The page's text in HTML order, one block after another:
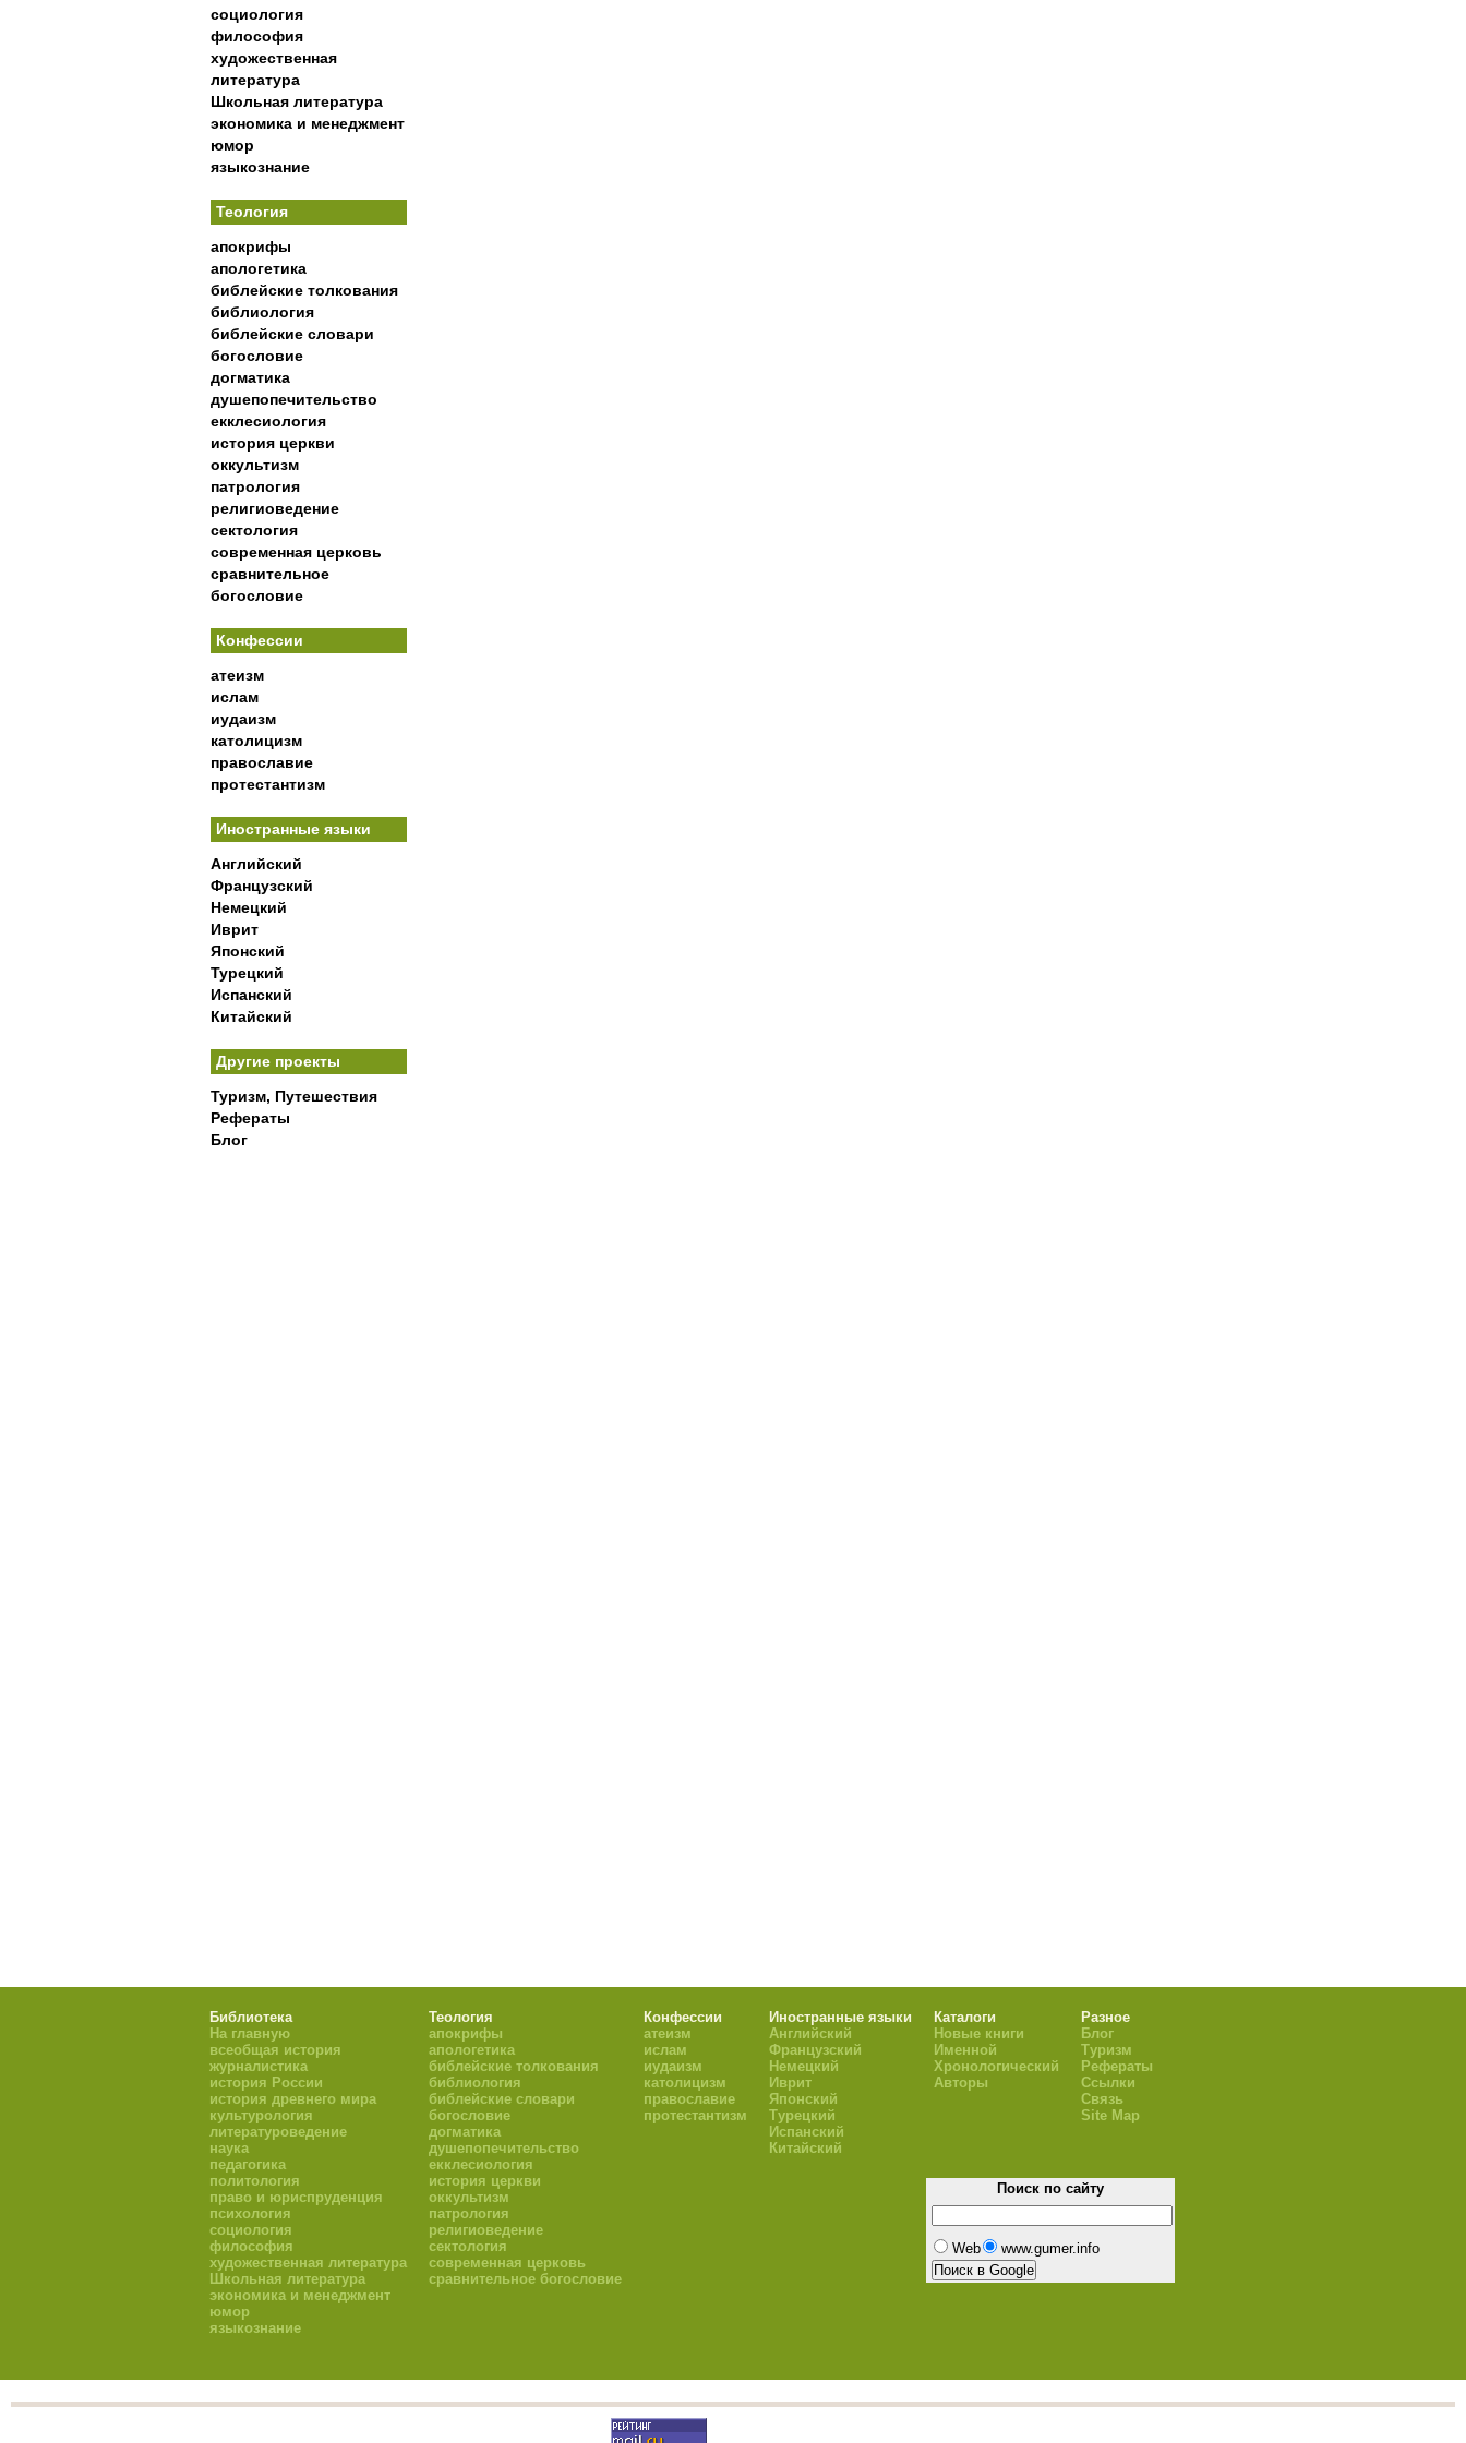
социология
философия
художественная
литература
Школьная литература
экономика и менеджмент
юмор
языкознание
Теология
апокрифы
апологетика
библейские толкования
библиология
библейские словари
богословие
догматика
душепопечительство
екклесиология
история церкви
оккультизм
патрология
религиоведение
сектология
современная церковь
сравнительное
богословие
Конфессии
атеизм
ислам
иудаизм
католицизм
православие
протестантизм
Иностранные языки
Английский
Французский
Немецкий
Иврит
Японский
Турецкий
Испанский
Китайский
Другие проекты
Туризм, Путешествия
Рефераты
Блог
Библиотека
На главную
всеобщая история
журналистика
история России
история древнего мира
культурология
литературоведение
наука
педагогика
политология
право и юриспруденция
психология
социология
философия
художественная литература
Школьная литература
экономика и менеджмент
юмор
языкознание
Теология
апокрифы
апологетика
библейские толкования
библиология
библейские словари
богословие
догматика
душепопечительство
екклесиология
история церкви
оккультизм
патрология
религиоведение
сектология
современная церковь
сравнительное богословие
Конфессии
атеизм
ислам
иудаизм
католицизм
православие
протестантизм
Иностранные языки
Английский
Французский
Немецкий
Иврит
Японский
Турецкий
Испанский
Китайский
Каталоги
Новые книги
Именной
Хронологический
Авторы
Разное
Блог
Туризм
Рефераты
Ссылки
Связь
Site Map
Поиск по сайту
Web www.gumer.info